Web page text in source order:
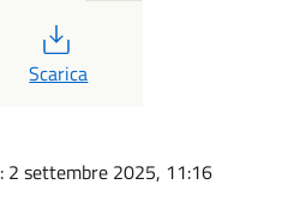
Scarica
: 2 settembre 2025, 11:16